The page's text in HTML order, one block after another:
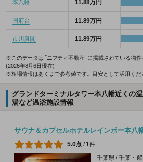
本八幡 11.88万円
国府台 11.89万円
市川真間 11.89万円
※このデータは「ニフティ不動産」に掲載されている物件
(2026年8月6日現在)
※相場情報はあくまで参考値です。目安として活用くだ
グランドターミナルタワー本八幡近くの
湯など温浴施設情報
サウナ＆カプセルホテルレインボー本八
5.0点 / 1件
千葉県 / 千葉・